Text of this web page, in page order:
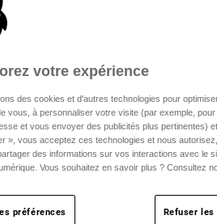
votre expérience
des cookies et d'autres technologies pour
vous, à personnaliser votre visite (par exemple,
et vous envoyer des publicités plus pertinentes)
», vous acceptez ces technologies et nous
des informations sur vos interactions avec le
Vous souhaitez en savoir plus ? Consultez
préférences Refuser